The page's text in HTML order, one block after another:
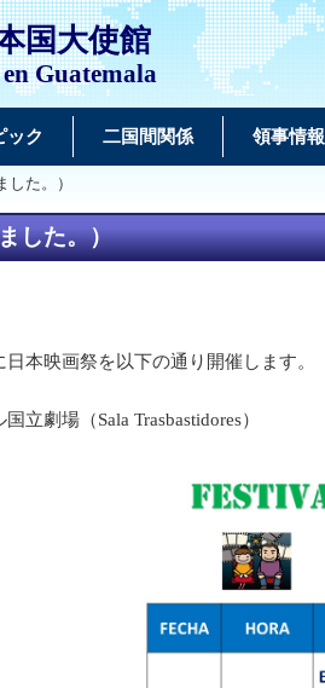
国大使館
Guatemala
ック 二国間関係 領事情報
た。）
した。）
本映画祭を以下の通り開催します。
立劇場（Sala Trasbastidores）